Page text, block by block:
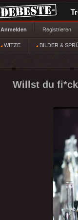
Anmelden Registrieren
WITZE BILDER &
Willst du